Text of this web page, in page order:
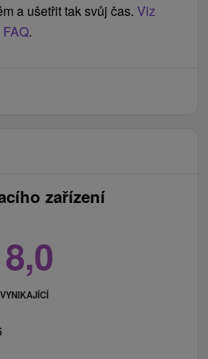
a ušetřit tak svůj čas. Viz
.
zařízení
8,0
VYNIKAJÍCÍ